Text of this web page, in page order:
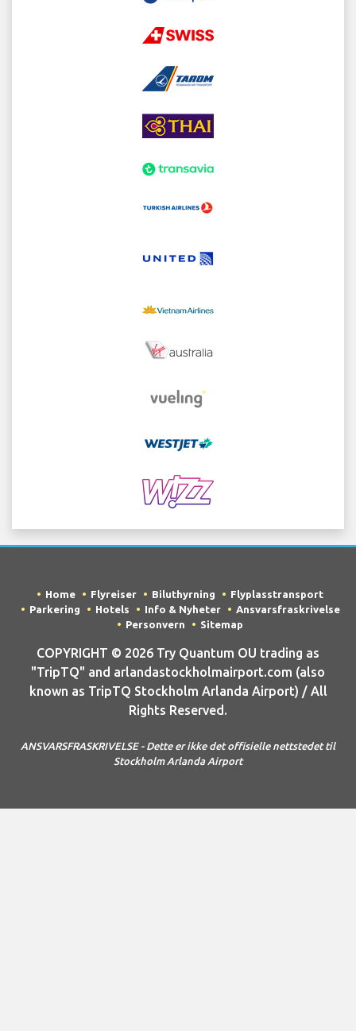
Home Flyreiser Biluthyrning
Flyplasstransport
Parkering
Hotels Info & Nyheter
Ansvarsfraskrivelse
Personvern
Sitemap
COPYRIGHT © 2026 Try Quantum OU trading as
"TripTQ" and arlandastockholmairport.com (also
known as TripTQ Stockholm Arlanda Airport) / All
Rights Reserved.
ANSVARSFRASKRIVELSE - Dette er ikke det offisielle nettstedet til
Stockholm Arlanda Airport